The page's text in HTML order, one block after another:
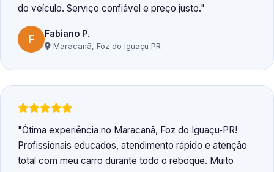
do veículo. Serviço confiável e preço justo.
F Fabiano P.
Maracanã, Foz do Iguaçu‑PR
Ótima experiência no Maracanã, Foz do Iguaçu‑PR!
Profissionais educados, atendimento rápido e atenção
total com meu carro durante todo o reboque. Muito